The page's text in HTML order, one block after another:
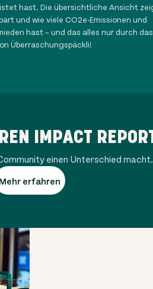
hast. Die übersichtliche Ansicht
und wie viele CO2e-Emissionen und
hast – und das alles nur durch das
Überraschungspäckli!
IMPACT
einen Unterschied macht.
Mehr erfahren